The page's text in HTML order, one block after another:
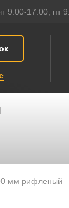
9:00-17:00, пт
мм рифленый